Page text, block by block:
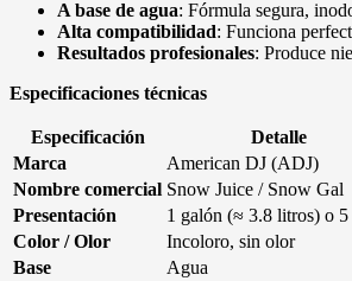
A base de agua: Fórmula segura,
Alta compatibilidad: Funciona
Resultados profesionales: Produce
Especificaciones técnicas
Especificación
Detalle
Marca
American DJ (ADJ)
Nombre comercial Snow Juice / Snow Gal
Presentación
1 galón (≈ 3.8 litros) o
Color / Olor
Incoloro, sin olor
Base
Agua